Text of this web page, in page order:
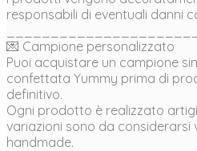
responsabili di eventuali danni
💌 Campione personalizzato
Puoi acquistare un campione
confettata Yummy prima di
definitivo.
Ogni prodotto è realizzato
variazioni sono da
handmade.